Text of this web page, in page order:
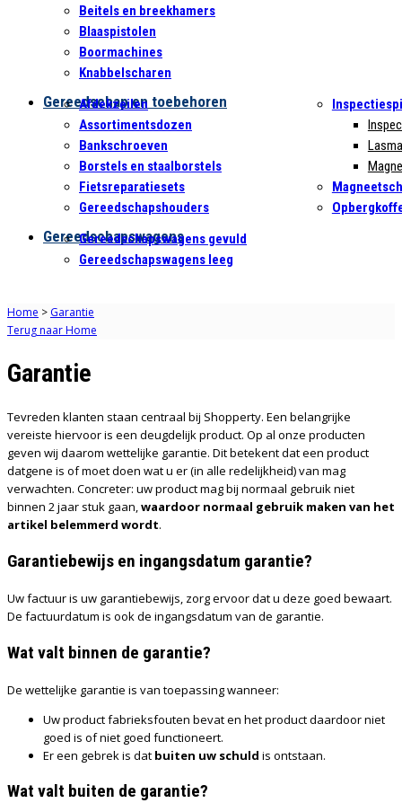
Beitels en breekhamers
Blaaspistolen
Boormachines
Knabbelscharen
Gereedschap en toebehoren
Afdekzeilen
Assortimentsdozen
Bankschroeven
Borstels en staalborstels
Fietsreparatiesets
Gereedschapshouders
Gereedschapswagens
Gereedschapswagens gevuld
Gereedschapswagens leeg
Home > Garantie
Terug naar Home
Garantie
Tevreden klanten staan centraal bij Shopperty. Een belangrijke
vereiste hiervoor is een deugdelijk product. Op al onze producten
geven wij daarom wettelijke garantie. Dit betekent dat een product
datgene is of moet doen wat u er (in alle redelijkheid) van mag
verwachten. Concreter: uw product mag bij normaal gebruik niet
binnen 2 jaar stuk gaan,waardoor normaal gebruik maken van het
artikel belemmerd wordt.
Garantiebewijs en ingangsdatum garantie?
Uw factuur is uw garantiebewijs, zorg ervoor dat u deze goed bewaart.
De factuurdatum is ook de ingangsdatum van de garantie.
Wat valt binnen de garantie?
De wettelijke garantie is van toepassing wanneer:
Uw product fabrieksfouten bevat en het product daardoor niet
goed is of niet goed functioneert.
Er een gebrek is dat buiten uw schuld is ontstaan.
Wat valt buiten de garantie?